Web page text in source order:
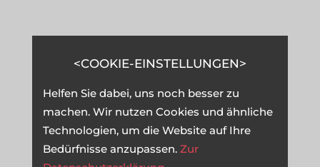
COOKIE-EINSTELLUNGEN
Helfen Sie dabei, uns noch besser zu
machen. Wir nutzen Cookies und ähnliche
Technologien, um die Website auf Ihre
Bedürfnisse anzupassen. Zur